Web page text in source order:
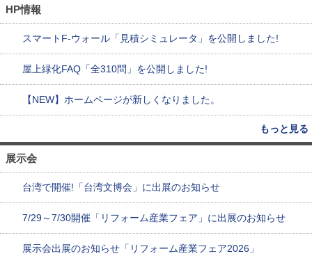
HP情報
スマートF-ウォール「見積シミュレータ」を公開しました!
屋上緑化FAQ「全310問」を公開しました!
【NEW】ホームページが新しくなりました。
もっと見る
展示会
台湾で開催!「台湾文博会」に出展のお知らせ
7/29～7/30開催「リフォーム産業フェア」に出展のお知らせ
展示会出展のお知らせ「リフォーム産業フェア2026」